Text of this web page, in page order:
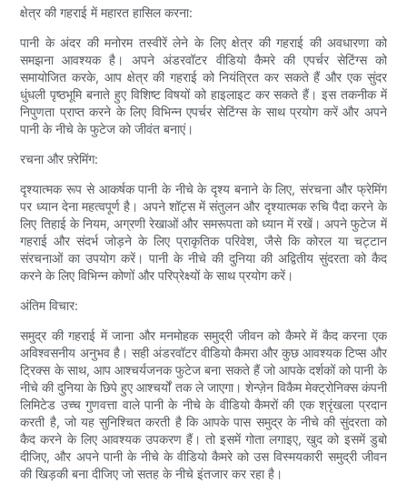
क्षेत्र की गहराई में महारत हासिल करना:
पानी के अंदर की मनोरम तस्वीरें लेने के लिए क्षेत्र की गहराई की अवधारणा को
समझना आवश्यक है। अपने अंडरवॉटर वीडियो कैमरे की एपर्चर सेटिंग्स को
समायोजित करके, आप क्षेत्र की गहराई को नियंत्रित कर सकते हैं और एक सुंदर
धुंधली पृष्ठभूमि बनाते हुए विशिष्ट विषयों को हाइलाइट कर सकते हैं। इस तकनीक में
निपुणता प्राप्त करने के लिए विभिन्न एपर्चर सेटिंग्स के साथ प्रयोग करें और अपने
पानी के नीचे के फुटेज को जीवंत बनाएं।
रचना और फ़्रेमिंग:
दृश्यात्मक रूप से आकर्षक पानी के नीचे के दृश्य बनाने के लिए, संरचना और फ्रेमिंग
पर ध्यान देना महत्वपूर्ण है। अपने शॉट्स में संतुलन और दृश्यात्मक रुचि पैदा करने के
लिए तिहाई के नियम, अग्रणी रेखाओं और समरूपता को ध्यान में रखें। अपने फुटेज में
गहराई और संदर्भ जोड़ने के लिए प्राकृतिक परिवेश, जैसे कि कोरल या चट्टान
संरचनाओं का उपयोग करें। पानी के नीचे की दुनिया की अद्वितीय सुंदरता को कैद
करने के लिए विभिन्न कोणों और परिप्रेक्ष्यों के साथ प्रयोग करें।
अंतिम विचार:
समुद्र की गहराई में जाना और मनमोहक समुद्री जीवन को कैमरे में कैद करना एक
अविश्वसनीय अनुभव है। सही अंडरवॉटर वीडियो कैमरा और कुछ आवश्यक टिप्स और
ट्रिक्स के साथ, आप आश्चर्यजनक फुटेज बना सकते हैं जो आपके दर्शकों को पानी के
नीचे की दुनिया के छिपे हुए आश्चर्यों तक ले जाएगा। शेन्ज़ेन विकैम मेक्ट्रोनिक्स कंपनी
लिमिटेड उच्च गुणवत्ता वाले पानी के नीचे के वीडियो कैमरों की एक श्रृंखला प्रदान
करती है, जो यह सुनिश्चित करती है कि आपके पास समुद्र के नीचे की सुंदरता को
कैद करने के लिए आवश्यक उपकरण हैं। तो इसमें गोता लगाइए, खुद को इसमें डुबो
दीजिए, और अपने पानी के नीचे के वीडियो कैमरे को उस विस्मयकारी समुद्री जीवन
की खिड़की बना दीजिए जो सतह के नीचे इंतजार कर रहा है।